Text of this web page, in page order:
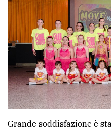
Grande soddisfazione è